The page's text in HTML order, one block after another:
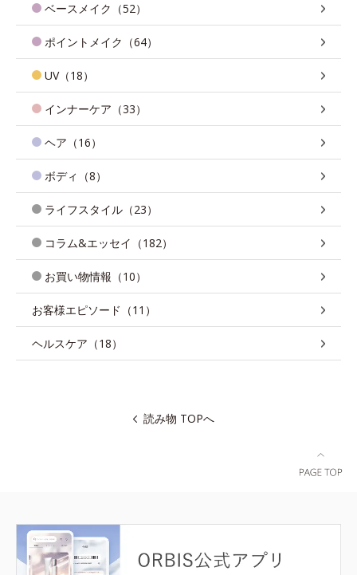
ベースメイク（52）
ポイントメイク（64）
UV（18）
インナーケア（33）
ヘア（16）
ボディ（8）
ライフスタイル（23）
コラム&エッセイ（182）
お買い物情報（10）
お客様エピソード（11）
ヘルスケア（18）
読み物 TOPへ